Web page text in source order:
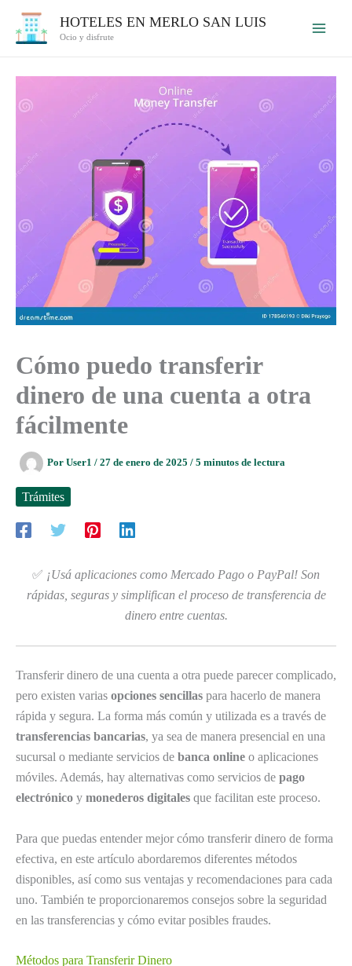
HOTELES EN MERLO SAN LUIS
Ocio y disfrute
Cómo puedo transferir
dinero de una cuenta a otra
fácilmente
Por User1 / 27 de enero de 2025 / 5 minutos de lectura
Trámites
✅ ¡Usá aplicaciones como Mercado Pago o PayPal! Son
rápidas, seguras y simplifican el proceso de transferencia de
dinero entre cuentas.
Transferir dinero de una cuenta a otra puede parecer complicado,
pero existen varias opciones sencillas para hacerlo de manera
rápida y segura. La forma más común y utilizada es a través de
transferencias bancarias, ya sea de manera presencial en una
sucursal o mediante servicios de banca online o aplicaciones
móviles. Además, hay alternativas como servicios de pago
electrónico y monederos digitales que facilitan este proceso.
Para que puedas entender mejor cómo transferir dinero de forma
efectiva, en este artículo abordaremos diferentes métodos
disponibles, así como sus ventajas y recomendaciones para cada
uno. También te proporcionaremos consejos sobre la seguridad
en las transferencias y cómo evitar posibles fraudes.
Métodos para Transferir Dinero